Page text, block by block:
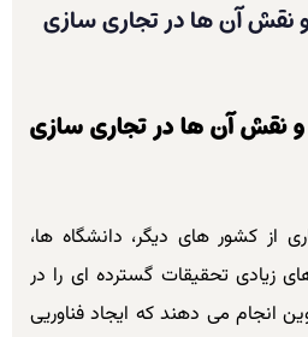
و نقش آن ها در تجاری سازی
و نقش آن ها در تجاری سازی
از کشور های دیگر، دانشگاه ها،
زیادی تحقیقات گسترده ای را در
انجام می دهند که ایجاد فناوریی